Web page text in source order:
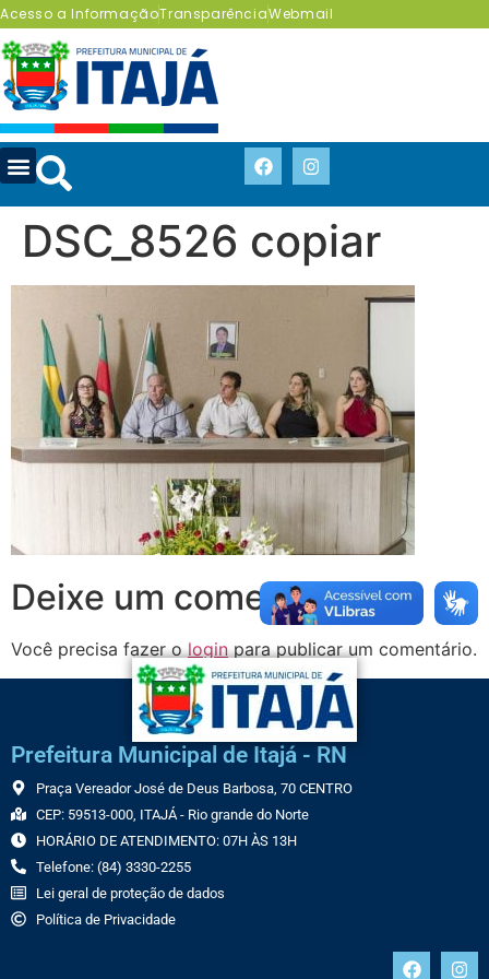
Acesso a InformaçãoTransparênciaWebmail
DSC_8526 copiar
Deixe um comentário
Você precisa fazer ologinpara publicar um comentário.
Prefeitura Municipal de Itajá - RN
Praça Vereador José de Deus Barbosa, 70 CENTRO
CEP: 59513-000, ITAJÁ - Rio grande do Norte
HORÁRIO DE ATENDIMENTO: 07H ÀS 13H
Telefone: (84) 3330-2255
Lei geral de proteção de dados
Política de Privacidade